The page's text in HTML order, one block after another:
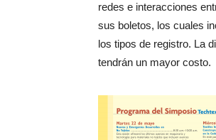
redes e interacciones
sus boletos, los cuales
los tipos de registro. La
tendrán un mayor costo.